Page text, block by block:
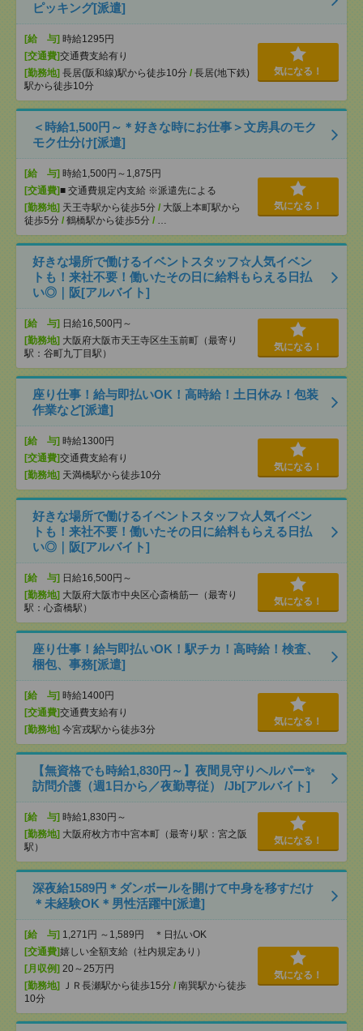
ピッキング[派遣]
[給 与] 時給1295円
[交通費]交通費支給有り
[勤務地] 長居(阪和線)駅から徒歩10分 / 長居(地下鉄)
駅から徒歩10分
気になる！
＜時給1,500円～＊好きな時にお仕事＞文房具のモク
モク仕分け[派遣]
[給 与] 時給1,500円～1,875円
[交通費]■ 交通費規定内支給 ※派遣先による
[勤務地] 天王寺駅から徒歩5分 / 大阪上本町駅から
徒歩5分 / 鶴橋駅から徒歩5分 / …
気になる！
好きな場所で働けるイベントスタッフ☆人気イベン
トも！来社不要！働いたその日に給料もらえる日払
い◎｜阪[アルバイト]
[給 与] 日給16,500円～
[勤務地] 大阪府大阪市天王寺区生玉前町（最寄り
駅：谷町九丁目駅）
気になる！
座り仕事！給与即払いOK！高時給！土日休み！包装
作業など[派遣]
[給 与] 時給1300円
[交通費]交通費支給有り
[勤務地] 天満橋駅から徒歩10分
気になる！
好きな場所で働けるイベントスタッフ☆人気イベン
トも！来社不要！働いたその日に給料もらえる日払
い◎｜阪[アルバイト]
[給 与] 日給16,500円～
[勤務地] 大阪府大阪市中央区心斎橋筋一（最寄り
駅：心斎橋駅）
気になる！
座り仕事！給与即払いOK！駅チカ！高時給！検査、
梱包、事務[派遣]
[給 与] 時給1400円
[交通費]交通費支給有り
[勤務地] 今宮戎駅から徒歩3分
気になる！
【無資格でも時給1,830円～】夜間見守りヘルパー✨
訪問介護（週1日から／夜勤専従） /Jb[アルバイト]
[給 与] 時給1,830円～
[勤務地] 大阪府枚方市中宮本町（最寄り駅：宮之阪
駅）
気になる！
深夜給1589円＊ダンボールを開けて中身を移すだけ
＊未経験OK＊男性活躍中[派遣]
[給 与] 1,271円 ～1,589円 ＊日払いOK
[交通費]嬉しい全額支給（社内規定あり）
[月収例] 20～25万円
[勤務地]
ＪＲ長瀬駅から徒歩15分 / 南巽駅から徒歩
10分
気になる！